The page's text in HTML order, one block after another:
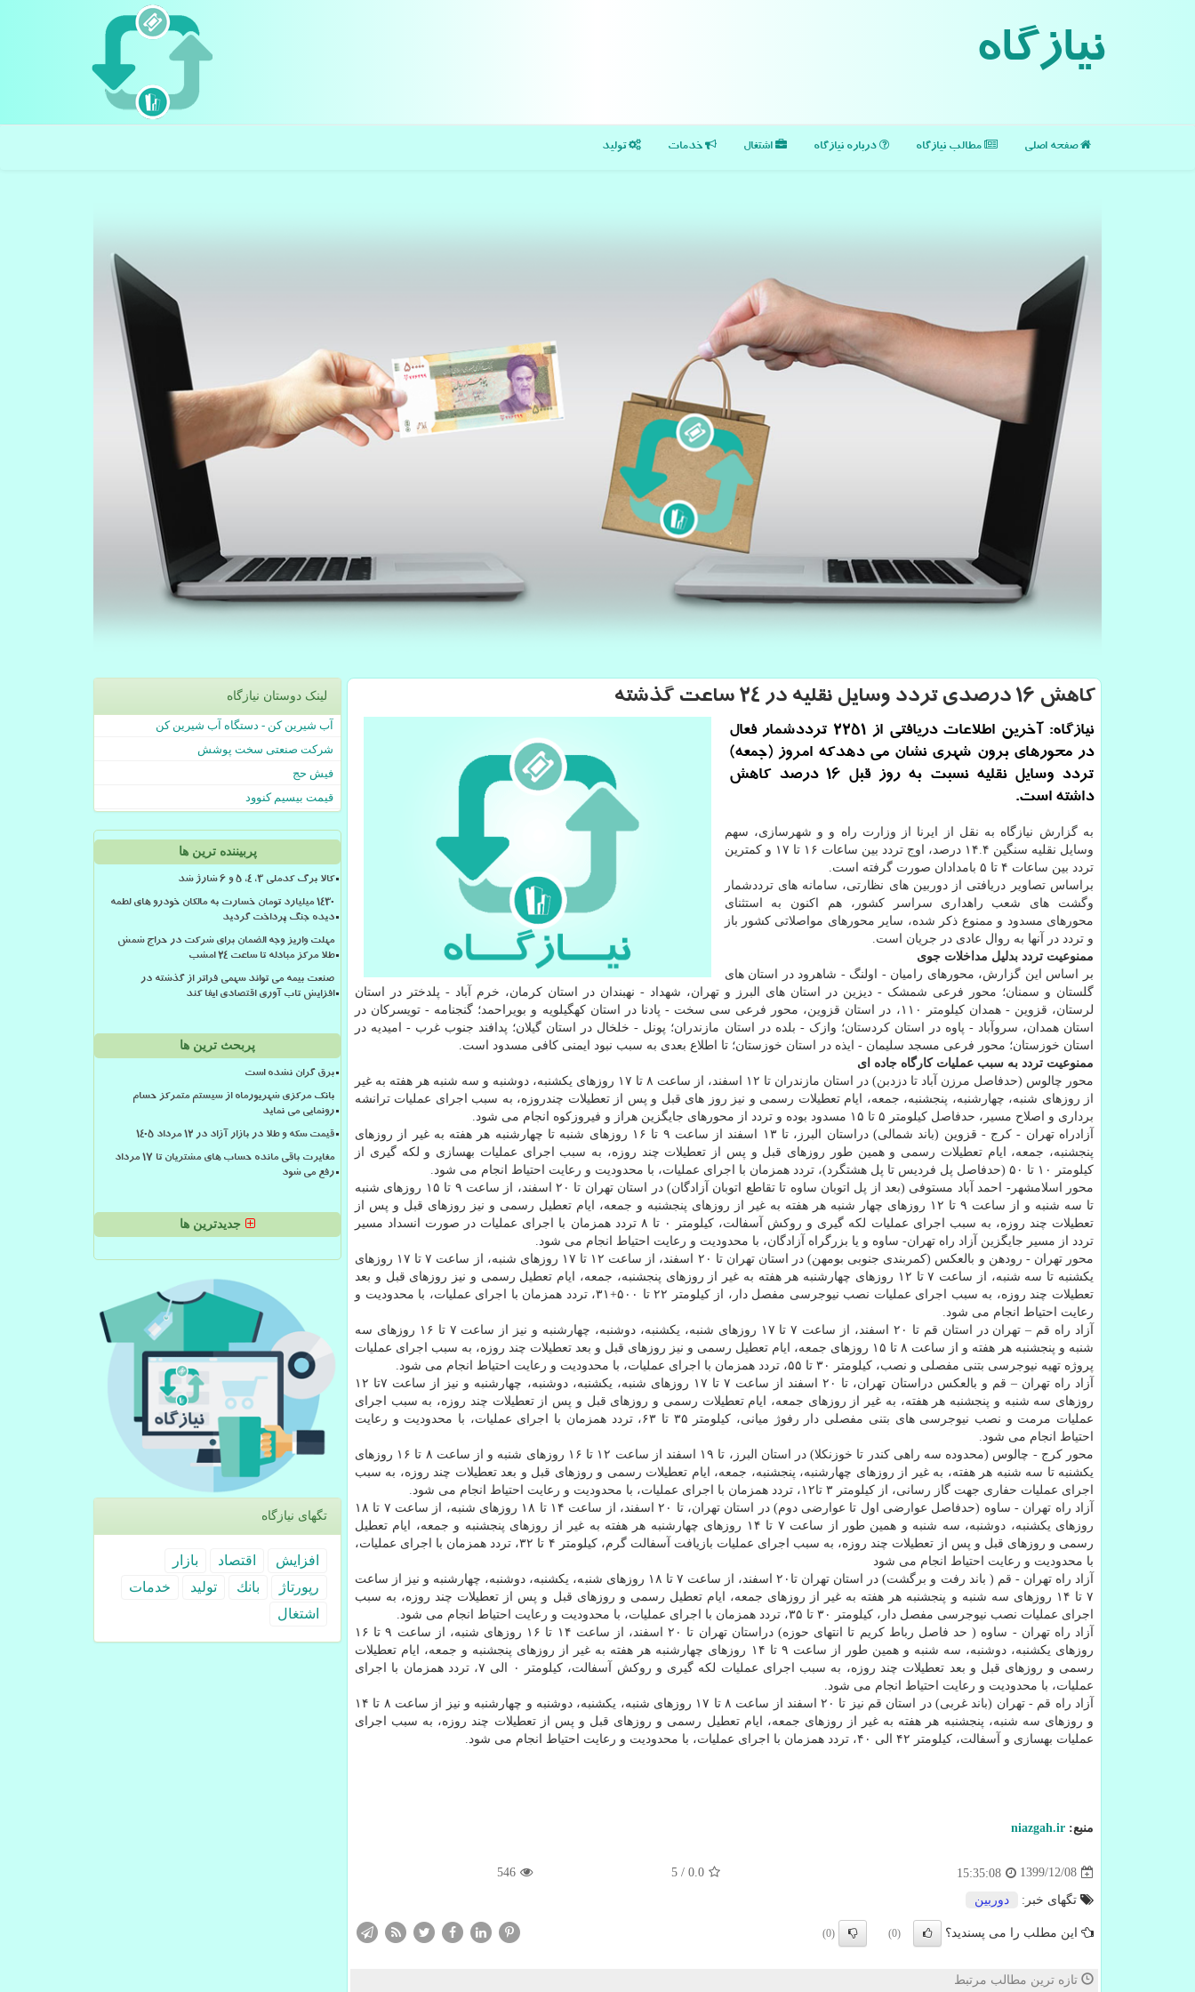
نیازگاه
صفحه اصلی مطالب نیازگاه درباره نیازگاه اشتغال خدمات تولید
كاهش ۱۶ درصدی تردد وسایل نقلیه در ۲۴ ساعت گذشته
نیازگاه: آخرین اطلاعات دریافتی از 2251 ترددشمار فعال
در محورهای برون شهری نشان می دهدکه امروز (جمعه)
تردد وسایل نقلیه نسبت به روز قبل 16 درصد کاهش
داشته است.
به گزارش نیازگاه به نقل از ایرنا از وزارت راه و و شهرسازی، سهم
وسایل نقلیه سنگین ۱۴.۴ درصد، اوج تردد بین ساعات ۱۶ تا ۱۷ و کمترین
تردد بین ساعات ۴ تا ۵ بامدادان صورت گرفته است.
براساس تصاویر دریافتی از دوربین های نظارتی، سامانه های ترددشمار
وگشت های شعب راهداری سراسر کشور، هم اکنون به استثنای
محورهای مسدود و ممنوع ذکر شده، سایر محورهای مواصلاتی کشور باز
و تردد در آنها به روال عادی در جریان است.
ممنوعیت تردد بدلیل مداخلات جوی
بر اساس این گزارش، محورهای رامیان - اولنگ - شاهرود در استان های
گلستان و سمنان؛ محور فرعی شمشک - دیزین در استان های البرز و تهران، شهداد - نهبندان در استان کرمان، خرم آباد - پلدختر در استان
لرستان، قزوین - همدان کیلومتر ۱۱۰، در استان قزوین، محور فرعی سی سخت - پادنا در استان کهگیلویه و بویراحمد؛ گنجنامه - تویسرکان در
استان همدان، سروآباد - پاوه در استان کردستان؛ وازک - بلده در استان مازندران؛ پونل - خلخال در استان گیلان؛ پدافند جنوب غرب - امیدیه در
استان خوزستان؛ محور فرعی مسجد سلیمان - ایذه در استان خوزستان؛ تا اطلاع بعدی به سبب نبود ایمنی کافی مسدود است.
ممنوعیت تردد به سبب عملیات کارگاه جاده ای
محور چالوس (حدفاصل مرزن آباد تا دزدبن) در استان مازندران تا ۱۲ اسفند، از ساعت ۸ تا ۱۷ روزهای یکشنبه، دوشنبه و سه شنبه هر هفته به غیر
از روزهای شنبه، چهارشنبه، پنجشنبه، جمعه، ایام تعطیلات رسمی و نیز روز های قبل و پس از تعطیلات چندروزه، به سبب اجرای عملیات ترانشه
برداری و اصلاح مسیر، حدفاصل کیلومتر ۵ تا ۱۵ مسدود بوده و تردد از محورهای جایگزین هراز و فیروزکوه انجام می شود.
آزادراه تهران - کرج - قزوین (باند شمالی) دراستان البرز، تا ۱۳ اسفند از ساعت ۹ تا ۱۶ روزهای شنبه تا چهارشنبه هر هفته به غیر از روزهای
پنجشنبه، جمعه، ایام تعطیلات رسمی و همین طور روزهای قبل و پس از تعطیلات چند روزه، به سبب اجرای عملیات بهسازی و لکه گیری از
کیلومتر ۱۰ تا ۵۰ (حدفاصل پل فردیس تا پل هشتگرد)، تردد همزمان با اجرای عملیات، با محدودیت و رعایت احتیاط انجام می شود.
محور اسلامشهر- احمد آباد مستوفی (بعد از پل اتوبان ساوه تا تقاطع اتوبان آزادگان) در استان تهران تا ۲۰ اسفند، از ساعت ۹ تا ۱۵ روزهای شنبه
تا سه شنبه و از ساعت ۹ تا ۱۲ روزهای چهار شنبه هر هفته به غیر از روزهای پنجشنبه و جمعه، ایام تعطیل رسمی و نیز روزهای قبل و پس از
تعطیلات چند روزه، به سبب اجرای عملیات لکه گیری و روکش آسفالت، کیلومتر ۰ تا ۸ تردد همزمان با اجرای عملیات در صورت انسداد مسیر
تردد از مسیر جایگزین آزاد راه تهران- ساوه و یا بزرگراه آزادگان، با محدودیت و رعایت احتیاط انجام می شود.
محور تهران - رودهن و بالعکس (کمربندی جنوبی بومهن) در استان تهران تا ۲۰ اسفند، از ساعت ۱۲ تا ۱۷ روزهای شنبه، از ساعت ۷ تا ۱۷ روزهای
یکشنبه تا سه شنبه، از ساعت ۷ تا ۱۲ روزهای چهارشنبه هر هفته به غیر از روزهای پنجشنبه، جمعه، ایام تعطیل رسمی و نیز روزهای قبل و بعد
تعطیلات چند روزه، به سبب اجرای عملیات نصب نیوجرسی مفصل دار، از کیلومتر ۲۲ تا ۵۰۰+۳۱، تردد همزمان با اجرای عملیات، با محدودیت و
رعایت احتیاط انجام می شود.
آزاد راه قم – تهران در استان قم تا ۲۰ اسفند، از ساعت ۷ تا ۱۷ روزهای شنبه، یکشنبه، دوشنبه، چهارشنبه و نیز از ساعت ۷ تا ۱۶ روزهای سه
شنبه و پنجشنبه هر هفته و از ساعت ۸ تا ۱۵ روزهای جمعه، ایام تعطیل رسمی و نیز روزهای قبل و بعد تعطیلات چند روزه، به سبب اجرای عملیات
پروژه تهیه نیوجرسی بتنی مفصلی و نصب، کیلومتر ۳۰ تا ۵۵، تردد همزمان با اجرای عملیات، با محدودیت و رعایت احتیاط انجام می شود.
آزاد راه تهران – قم و بالعکس دراستان تهران، تا ۲۰ اسفند از ساعت ۷ تا ۱۷ روزهای شنبه، یکشنبه، دوشنبه، چهارشنبه و نیز از ساعت ۷تا ۱۲
روزهای سه شنبه و پنجشنبه هر هفته، به غیر از روزهای جمعه، ایام تعطیلات رسمی و روزهای قبل و پس از تعطیلات چند روزه، به سبب اجرای
عملیات مرمت و نصب نیوجرسی های بتنی مفصلی دار رفوژ میانی، کیلومتر ۳۵ تا ۶۳، تردد همزمان با اجرای عملیات، با محدودیت و رعایت
احتیاط انجام می شود.
محور کرج - چالوس (محدوده سه راهی کندر تا خوزنکلا) در استان البرز، تا ۱۹ اسفند از ساعت ۱۲ تا ۱۶ روزهای شنبه و از ساعت ۸ تا ۱۶ روزهای
یکشنبه تا سه شنبه هر هفته، به غیر از روزهای چهارشنبه، پنجشنبه، جمعه، ایام تعطیلات رسمی و روزهای قبل و بعد تعطیلات چند روزه، به سبب
اجرای عملیات حفاری جهت گاز رسانی، از کیلومتر ۳ تا۱۲، تردد همزمان با اجرای عملیات، با محدودیت و رعایت احتیاط انجام می شود.
آزاد راه تهران - ساوه (حدفاصل عوارضی اول تا عوارضی دوم) در استان تهران، تا ۲۰ اسفند، از ساعت ۱۴ تا ۱۸ روزهای شنبه، از ساعت ۷ تا ۱۸
روزهای یکشنبه، دوشنبه، سه شنبه و همین طور از ساعت ۷ تا ۱۴ روزهای چهارشنبه هر هفته به غیر از روزهای پنجشنبه و جمعه، ایام تعطیل
رسمی و روزهای قبل و پس از تعطیلات چند روزه، به سبب اجرای عملیات بازیافت آسفالت گرم، کیلومتر ۴ تا ۳۲، تردد همزمان با اجرای عملیات،
با محدودیت و رعایت احتیاط انجام می شود
آزاد راه تهران - قم ( باند رفت و برگشت) در استان تهران تا۲۰ اسفند، از ساعت ۷ تا ۱۸ روزهای شنبه، یکشنبه، دوشنبه، چهارشنبه و نیز از ساعت
۷ تا ۱۴ روزهای سه شنبه و پنجشنبه هر هفته به غیر از روزهای جمعه، ایام تعطیل رسمی و روزهای قبل و پس از تعطیلات چند روزه، به سبب
اجرای عملیات نصب نیوجرسی مفصل دار، کیلومتر ۳۰ تا ۳۵، تردد همزمان با اجرای عملیات، با محدودیت و رعایت احتیاط انجام می شود.
آزاد راه تهران - ساوه ( حد فاصل رباط کریم تا انتهای حوزه) دراستان تهران تا ۲۰ اسفند، از ساعت ۱۴ تا ۱۶ روزهای شنبه، از ساعت ۹ تا ۱۶
روزهای یکشنبه، دوشنبه، سه شنبه و همین طور از ساعت ۹ تا ۱۴ روزهای چهارشنبه هر هفته به غیر از روزهای پنجشنبه و جمعه، ایام تعطیلات
رسمی و روزهای قبل و بعد تعطیلات چند روزه، به سبب اجرای عملیات لکه گیری و روکش آسفالت، کیلومتر ۰ الی ۷، تردد همزمان با اجرای
عملیات، با محدودیت و رعایت احتیاط انجام می شود.
آزاد راه قم - تهران (باند غربی) در استان قم نیز تا ۲۰ اسفند از ساعت ۸ تا ۱۷ روزهای شنبه، یکشنبه، دوشنبه و چهارشنبه و نیز از ساعت ۸ تا ۱۴
و روزهای سه شنبه، پنجشنبه هر هفته به غیر از روزهای جمعه، ایام تعطیل رسمی و روزهای قبل و پس از تعطیلات چند روزه، به سبب اجرای
عملیات بهسازی و آسفالت، کیلومتر ۴۲ الی ۴۰، تردد همزمان با اجرای عملیات، با محدودیت و رعایت احتیاط انجام می شود.
منبع: niazgah.ir
1399/12/08
15:35:08
0.0
/
5
546
تگهای خبر: دوربین
این مطلب را می پسندید؟ (0)
(0)
تازه ترین مطالب مرتبط
لینک دوستان نیازگاه
آب شیرین کن - دستگاه آب شیرین کن
شرکت صنعتی سخت پوشش
فیش حج
قیمت بیسیم کنوود
پربیننده ترین ها
کالا برگ کدملی 3، 4، 5 و 6 شارژ شد
۱۴۳۰ میلیارد تومان خسارت به مالکان خودرو های لطمه
دیده جنگ پرداخت گردید
مهلت واریز وجه الضمان برای شرکت در حراج شمش
طلا مرکز مبادله تا ساعت ۲۴ امشب
صنعت بیمه می تواند سهمی فراتر از گذشته در
افزایش تاب آوری اقتصادی ایفا کند
پربحث ترین ها
برق گران نشده است
بانک مرکزی شهریورماه از سیستم متمرکز حسام
رونمایی می نماید
قیمت سکه و طلا در بازار آزاد در ۱۲ مرداد ۱۴۰۵
مغایرت باقی مانده حساب های مشتریان تا 17 مرداد
رفع می شود
جدیدترین ها
تگهای نیازگاه
افزایش اقتصاد
بازار
رپورتاژ
بانك تولید
خدمات
اشتغال